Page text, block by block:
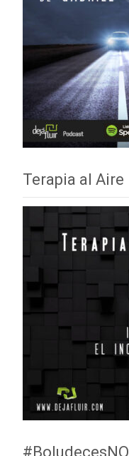
Terapia al Aire
#BoludecesNO